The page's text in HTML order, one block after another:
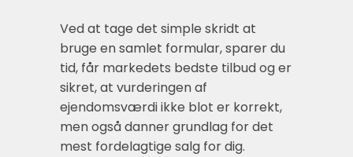
Ved at tage det simple skridt at
bruge en samlet formular, sparer du
tid, får markedets bedste tilbud og er
sikret, at vurderingen af
ejendomsværdi ikke blot er korrekt,
men også danner grundlag for det
mest fordelagtige salg for dig.